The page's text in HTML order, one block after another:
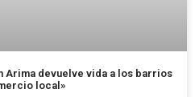
Arima devuelve vida a los barrios
local»